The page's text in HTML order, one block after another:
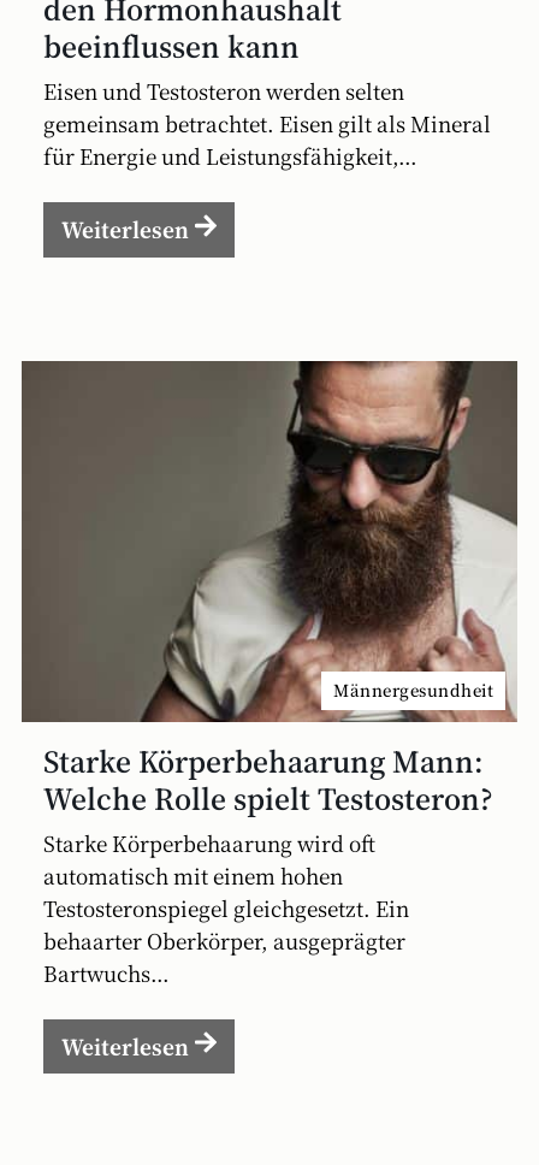
den Hormonhaushalt
beeinflussen kann
Eisen und Testosteron werden selten
gemeinsam betrachtet. Eisen gilt als Mineral
für Energie und Leistungsfähigkeit,...
Weiterlesen
Männergesundheit
Starke Körperbehaarung Mann:
Welche Rolle spielt Testosteron?
Starke Körperbehaarung wird oft
automatisch mit einem hohen
Testosteronspiegel gleichgesetzt. Ein
behaarter Oberkörper, ausgeprägter
Bartwuchs...
Weiterlesen